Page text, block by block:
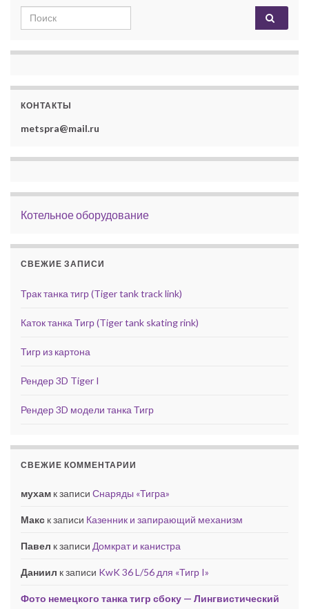
Search for:
КОНТАКТЫ
metspra@mail.ru
Котельное оборудование
СВЕЖИЕ ЗАПИСИ
Трак танка тигр (Tiger tank track link)
Каток танка Тигр (Tiger tank skating rink)
Тигр из картона
Рендер 3D Tiger I
Рендер 3D модели танка Тигр
СВЕЖИЕ КОММЕНТАРИИ
мухам к записи Снаряды «Тигра»
Макс к записи Казенник и запирающий механизм
Павел к записи Домкрат и канистра
Даниил к записи KwK 36 L/56 для «Тигр I»
Фото немецкого танка тигр сбоку — Лингвистический